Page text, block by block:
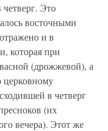
четверг. Это
восточными
и в
которая при
(дрожжевой), а
церковному
в четверг
(их
вечера). Этот же